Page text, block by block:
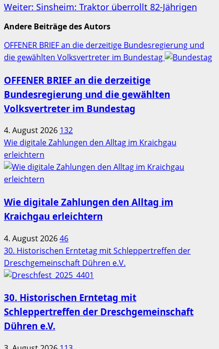
Weiter: Sinsheim: Traktor überrollt 82-Jährigen
Andere Beiträge des Autors
OFFENER BRIEF an die derzeitige Bundesregierung und
die gewählten Volksvertreter im Bundestag
OFFENER BRIEF an die derzeitige
Bundesregierung und die gewählten
Volksvertreter im Bundestag
4. August 2026 132
Wie digitale Zahlungen den Alltag im Kraichgau
erleichtern
Wie digitale Zahlungen den Alltag im
Kraichgau erleichtern
4. August 202646
30. Historischen Erntetag mit Schleppertreffen der
Dreschgemeinschaft Dühren e.V.
30. Historischen Erntetag mit
Schleppertreffen der Dreschgemeinschaft
Dühren e.V.